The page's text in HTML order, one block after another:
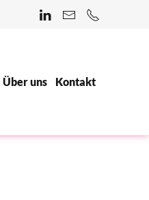
Über uns Kontakt